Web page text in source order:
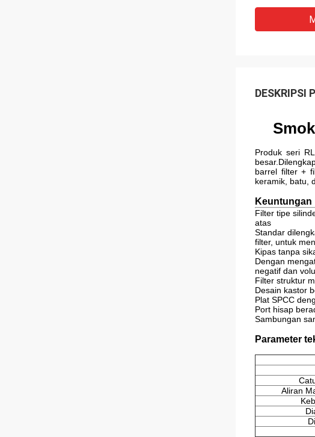
DESKRIPSI
Produk seri
barrel filter +
keramik, batu,
Keuntungan
Filter tipe
atas
Standar
filter, untuk
Kipas tanpa
Dengan
negatif dan
Filter struktur
Desain kastor
Plat SPCC
Port hisap
Sambungan
Parameter
Aliran